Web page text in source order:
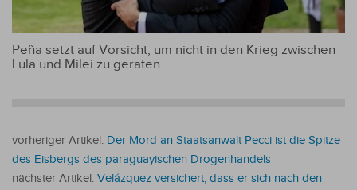
Peña setzt auf Vorsicht, um nicht in den Krieg zwischen
Lula und Milei zu geraten
vorheriger Artikel: Der Mord an Staatsanwalt Pecci ist die Spitze
des Eisbergs des paraguayischen Drogenhandels
nächster Artikel: Velázquez versichert, dass er sich nach den